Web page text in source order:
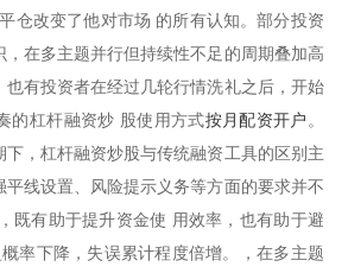
仓改变了他对市场 的所有认知。部分投资
在多主题并行但持续性不足的周期叠加高
有投资者在经过几轮行情洗礼之后，开始
的杠杆融资炒 股使用方式按月配资开户 。
，杠杆融资炒股与传统融资工具的区别主
线设置、风险提示义务等方面的要求并不
既有助于提升资金使 用效率，也有助于避
率下降，失误累计程度倍增。，在多主题